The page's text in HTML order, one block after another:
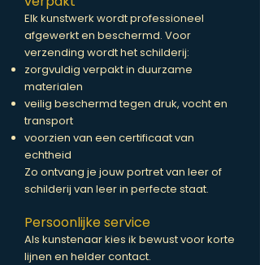
Elk kunstwerk wordt professioneel
afgewerkt en beschermd. Voor
verzending wordt het schilderij:
zorgvuldig verpakt in duurzame
materialen
veilig beschermd tegen druk, vocht en
transport
voorzien van een certificaat van
echtheid
Zo ontvang je jouw portret van leer of
schilderij van leer in perfecte staat.
Persoonlijke service
Als kunstenaar kies ik bewust voor korte
lijnen en helder contact.